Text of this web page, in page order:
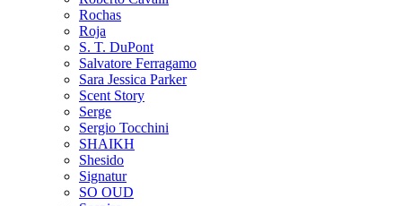
Rochas
Roja
S. T. DuPont
Salvatore Ferragamo
Sara Jessica Parker
Scent Story
Serge
Sergio Tocchini
SHAIKH
Shesido
Signatur
SO OUD